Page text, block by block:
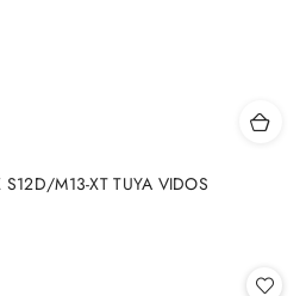
M13-XT TUYA VIDOS